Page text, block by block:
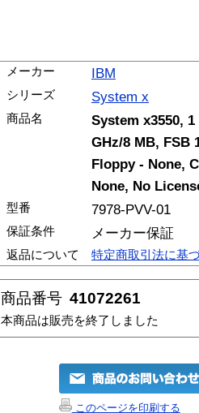
メーカー IBM
シリーズ System x
商品名
System x3550,
GHz/8 MB, FSB
Floppy - None,
None, No
型番 7978-PVV-01
保証条件 メーカー保証
返品について 特定商取引法に基
商品番号 41072261
本商品は販売を終了しました
このページを印刷する